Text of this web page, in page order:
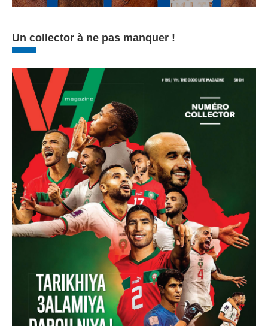
Un collector à ne pas manquer !